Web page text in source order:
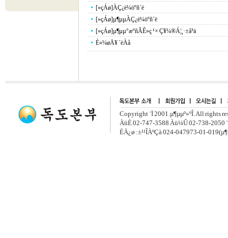
[»çÁø]ÀÇ¿ë¼öºñ´ë
[»çÁø]µ¶µµÀÇ¿ë¼öºñ´ë
[»çÁø]µ¶µµ°æºñÃÊ»ç ¹× Ç¥¼®Á¦¸·±â³ä
È«¼øÄ¥ ´ëÀå
Copyright ¨Ï 2001.µ¶µµº»ºÎ. All rights
ÀüÈ­ 02-747-3588 Àü¼Û 02-738-2050
ÈÄ¿ø :±¹¹ÎÀºÇà 024-047973-01-